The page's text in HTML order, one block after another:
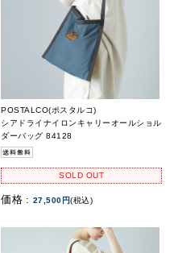
POSTALCO(ポスタルコ)
シアドライナイロンキャリーオールショル
ダーバッグ 84128
SOLD OUT
価格 : 27,500円(税込)